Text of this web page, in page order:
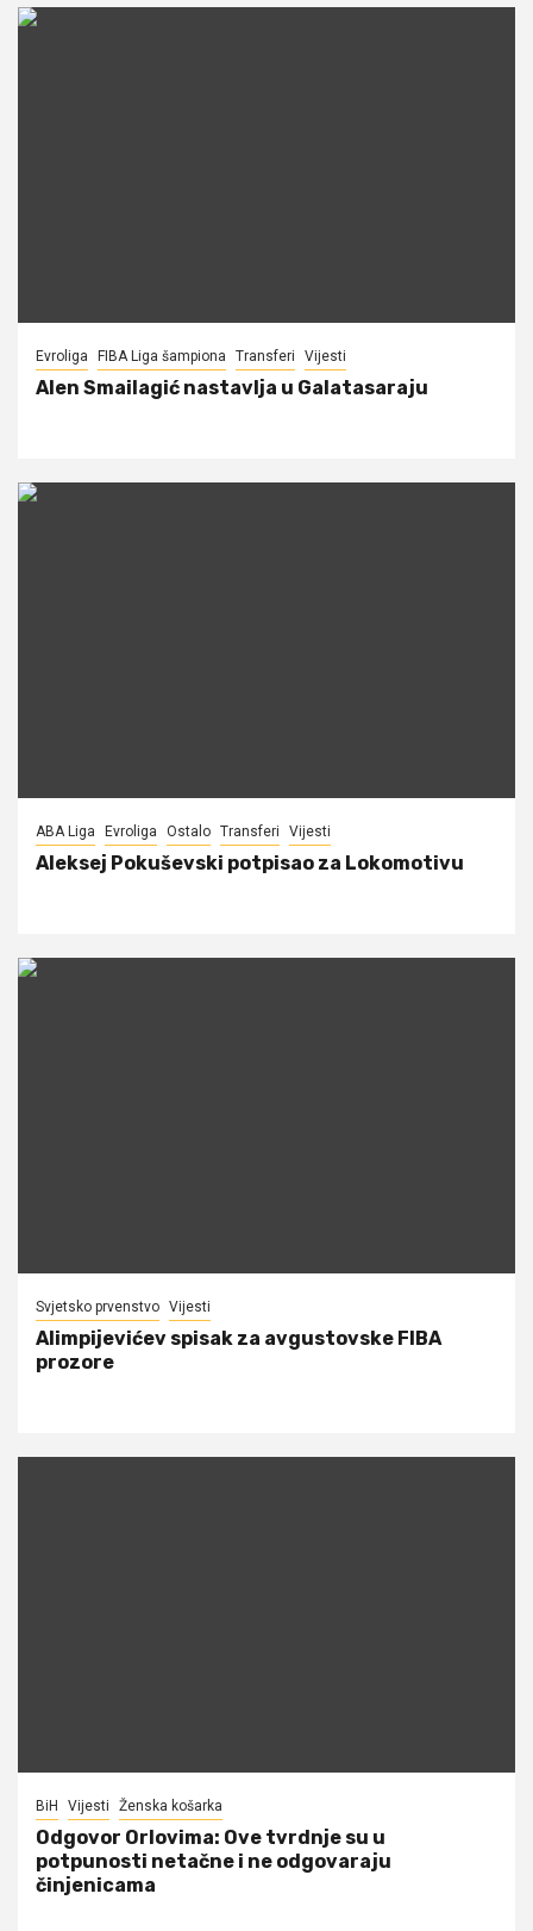
Evroliga FIBA Liga šampiona Transferi Vijesti
Alen Smailagić nastavlja u Galatasaraju
ABA Liga Evroliga Ostalo Transferi Vijesti
Aleksej Pokuševski potpisao za Lokomotivu
Svjetsko prvenstvo Vijesti
Alimpijevićev spisak za avgustovske FIBA
prozore
BiH Vijesti Ženska košarka
Odgovor Orlovima: ​Ove tvrdnje su u
potpunosti netačne i ne odgovaraju
činjenicama